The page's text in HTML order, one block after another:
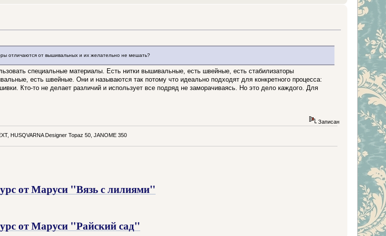
отличаются от вышивальных и их желательно не мешать?
специальные материалы. Есть нитки вышивальные, есть швейные, есть стабилизаторы
есть швейные. Они и называются так потому что идеально подходят для конкретного процесса:
Кто-то не делает различий и использует все подряд не заморачиваясь. Но это дело каждого. Для
Записан
HUSQVARNA Designer Topaz 50, JANOME 350
от Маруси "Вязь с лилиями"
от Маруси "Райский сад"